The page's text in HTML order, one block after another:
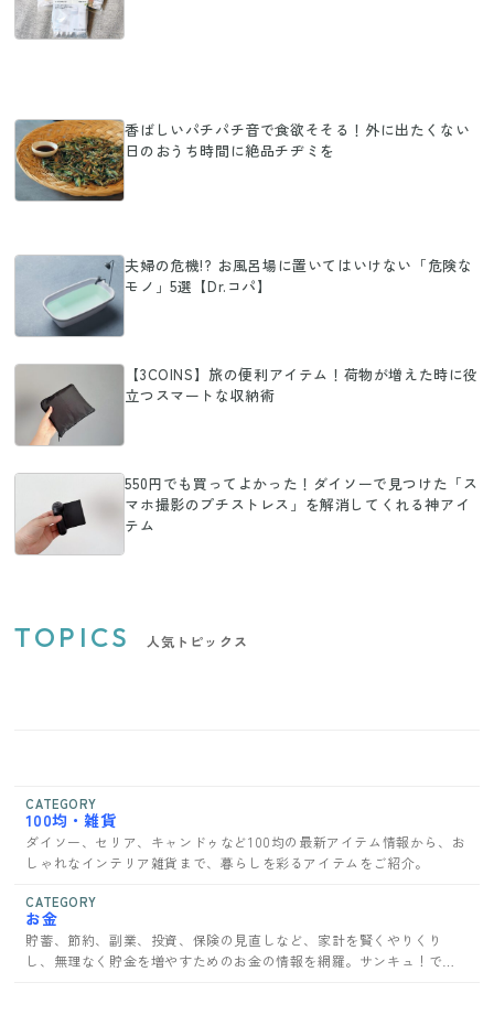
香ばしいパチパチ音で食欲そそる！外に出たくない
日のおうち時間に絶品チヂミを
夫婦の危機!? お風呂場に置いてはいけない「危険な
モノ」5選【Dr.コパ】
【3COINS】旅の便利アイテム！荷物が増えた時に役
立つスマートな収納術
550円でも買ってよかった！ダイソーで見つけた「ス
マホ撮影のプチストレス」を解消してくれる神アイ
テム
TOPICS 人気トピックス
CATEGORY
100均・雑貨
ダイソー、セリア、キャンドゥなど100均の最新アイテム情報から、お
しゃれなインテリア雑貨まで、暮らしを彩るアイテムをご紹介。
CATEGORY
お金
貯蓄、節約、副業、投資、保険の見直しなど、家計を賢くやりくり
し、無理なく貯金を増やすためのお金の情報を網羅。サンキュ！で家